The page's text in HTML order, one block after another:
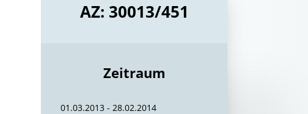
AZ: 30013/451
Zeitraum
01.03.2013 - 28.02.2014